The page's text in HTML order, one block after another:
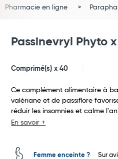
Pharmacie en ligne
Passinevryl Phyto
Comprimé(s) x 40
Ce complément alimentaire à
valériane et de passiflore
réduir les insomnies et calme
En savoir +
Femme enceinte ? Sur